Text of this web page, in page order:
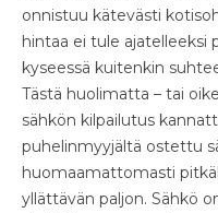
onnistuu kätevästi
hintaa ei tule ajatelleeksi
kyseessä kuitenkin
Tästä huolimatta – tai
sähkön kilpailutus
puhelinmyyjältä ostettu
huomaamattomasti
yllättävän paljon. Sähkö